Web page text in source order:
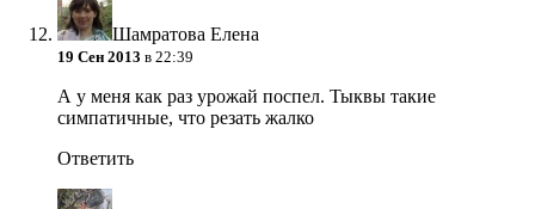
Шамратова Елена
19 Сен 2013 в 22:39
А у меня как раз урожай поспел. Тыквы такие
симпатичные, что резать жалко
Ответить